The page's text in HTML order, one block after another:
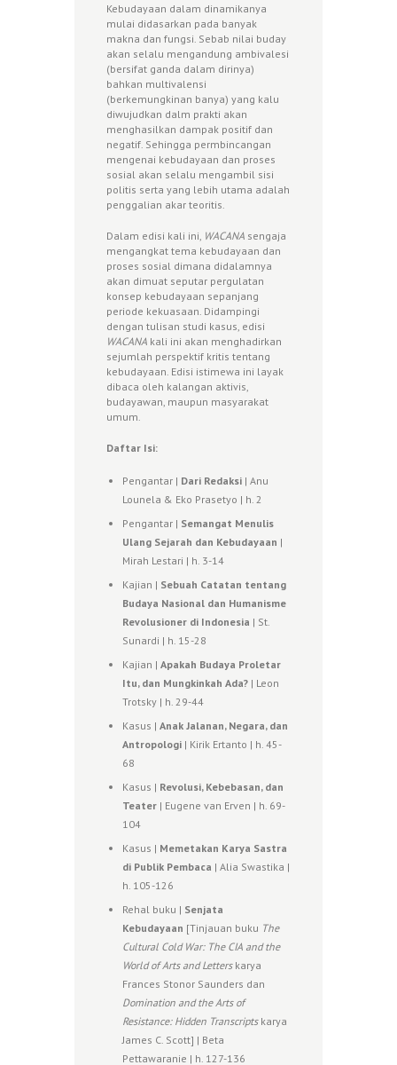
Kebudayaan dalam dinamikanya
mulai didasarkan pada banyak
makna dan fungsi. Sebab nilai buday
akan selalu mengandung ambivalesi
(bersifat ganda dalam dirinya)
bahkan multivalensi
(berkemungkinan banya) yang kalu
diwujudkan dalm prakti akan
menghasilkan dampak positif dan
negatif. Sehingga permbincangan
mengenai kebudayaan dan proses
sosial akan selalu mengambil sisi
politis serta yang lebih utama adalah
penggalian akar teoritis.
Dalam edisi kali ini, WACANA sengaja
mengangkat tema kebudayaan dan
proses sosial dimana didalamnya
akan dimuat seputar pergulatan
konsep kebudayaan sepanjang
periode kekuasaan. Didampingi
dengan tulisan studi kasus, edisi
WACANA kali ini akan menghadirkan
sejumlah perspektif kritis tentang
kebudayaan. Edisi istimewa ini layak
dibaca oleh kalangan aktivis,
budayawan, maupun masyarakat
umum.
Daftar Isi:
Pengantar | Dari Redaksi | Anu
Lounela & Eko Prasetyo | h. 2
Pengantar | Semangat Menulis
Ulang Sejarah dan Kebudayaan |
Mirah Lestari | h. 3-14
Kajian | Sebuah Catatan tentang
Budaya Nasional dan Humanisme
Revolusioner di Indonesia | St.
Sunardi | h. 15-28
Kajian | Apakah Budaya Proletar
Itu, dan Mungkinkah Ada? | Leon
Trotsky | h. 29-44
Kasus | Anak Jalanan, Negara, dan
Antropologi | Kirik Ertanto | h. 45-
68
Kasus | Revolusi, Kebebasan, dan
Teater | Eugene van Erven | h. 69-
104
Kasus | Memetakan Karya Sastra
di Publik Pembaca | Alia Swastika |
h. 105-126
Rehal buku | Senjata
Kebudayaan [Tinjauan buku The
Cultural Cold War: The CIA and the
World of Arts and Letterskarya
Frances Stonor Saunders dan
Domination and the Arts of
Resistance: Hidden Transcriptskarya
James C. Scott] | Beta
Pettawaranie | h. 127-136